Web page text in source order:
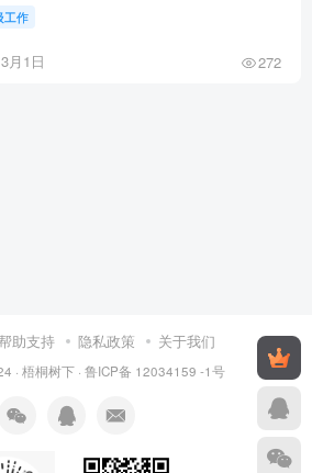
工作
3月1日 272
助支持 隐私政策 关于我们
· 梧桐树下· 鲁ICP备 12034159 -1号